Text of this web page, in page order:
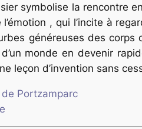
symbolise la rencontre
l’émotion , qui l’incite à
généreuses des corps
d’un monde en devenir
leçon d’invention sans
Portzamparc